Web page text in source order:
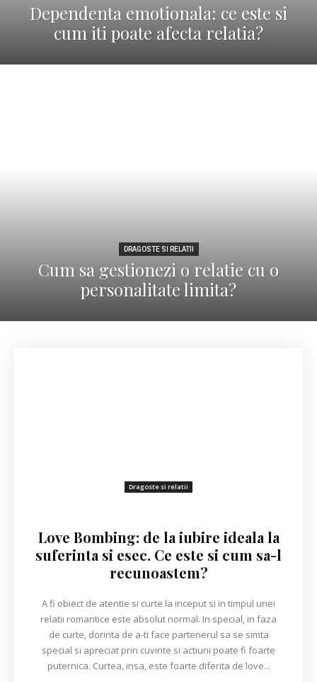
Dependenta emotionala: ce este si
cum iti poate afecta relatia?
DRAGOSTE SI RELATII
Cum sa gestionezi o relatie cu o
personalitate limita?
Dragoste si relatii
Love Bombing: de la iubire ideala la
suferinta si esec. Ce este si cum sa-l
recunoastem?
A fi obiect de atentie si curte la inceput si in timpul unei
relatii romantice este absolut normal. In special, in faza
de curte, dorinta de a-ti face partenerul sa se simta
special si apreciat prin cuvinte si actiuni poate fi foarte
puternica. Curtea, insa, este foarte diferita de love...